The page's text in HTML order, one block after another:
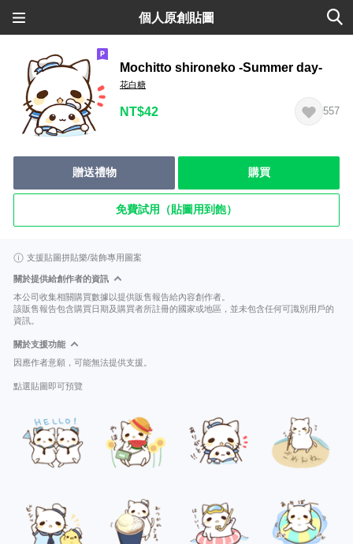
個人原創貼圖
Mochitto shironeko -Summer day-
花白糖
NT$42 557
贈送禮物 購買
免費試用（貼圖用到飽）
支援貼圖拼貼樂/裝飾專用圖案
關於提供給創作者的資訊
本公司收集相關購買數據以提供販售報告給內容創作者。
該販售報告包含購買日期及購買者所註冊的國家或地區，並未包含任何可識別用戶的
資訊。
關於支援功能
因應作者意願，可能無法提供支援。
點選貼圖即可預覽